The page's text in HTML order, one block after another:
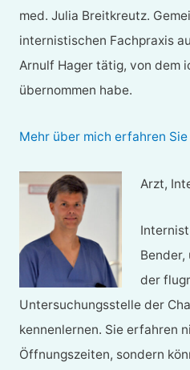
med. Julia Breitkreutz.
internistischen Fachpraxis
Arnulf Hager tätig, von dem
übernommen habe.
Mehr über mich erfahren Sie
Arzt,
Bender,
der
Untersuchungsstelle der
kennenlernen. Sie erfahren
Öffnungszeiten, sondern